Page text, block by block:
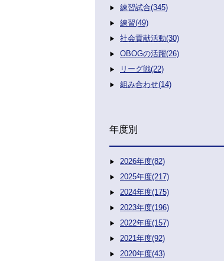
練習試合(345)
練習(49)
社会貢献活動(30)
OBOGの活躍(26)
リーグ戦(22)
組み合わせ(14)
年度別
2026年度(82)
2025年度(217)
2024年度(175)
2023年度(196)
2022年度(157)
2021年度(92)
2020年度(43)